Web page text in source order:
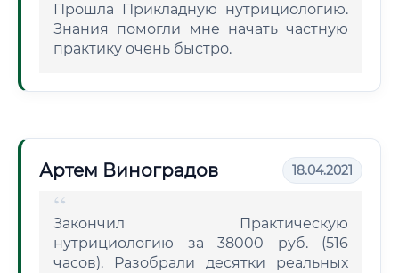
Прошла Прикладную нутрициологию.
Знания помогли мне начать частную
практику очень быстро.
Артем Виноградов 18.04.2021
Закончил Практическую
нутрициологию за 38000 руб. (516
часов). Разобрали десятки реальных